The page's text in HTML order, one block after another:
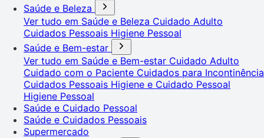
Saúde e Beleza
Ver tudo em Saúde e Beleza Cuidado Adulto
Cuidados Pessoais Higiene Pessoal
Saúde e Bem-estar
Ver tudo em Saúde e Bem-estar Cuidado Adulto
Cuidado com o Paciente Cuidados para Incontinência
Cuidados Pessoais Higiene e Cuidado Pessoal
Higiene Pessoal
Saúde e Cuidado Pessoal
Saúde e Cuidados Pessoais
Supermercado